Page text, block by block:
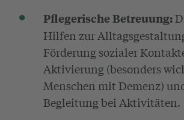
Pflegerische Betreuung:
Hilfen zur
Förderung sozialer
Aktivierung (besonders
Menschen mit Demenz)
Begleitung bei Aktivitäten.